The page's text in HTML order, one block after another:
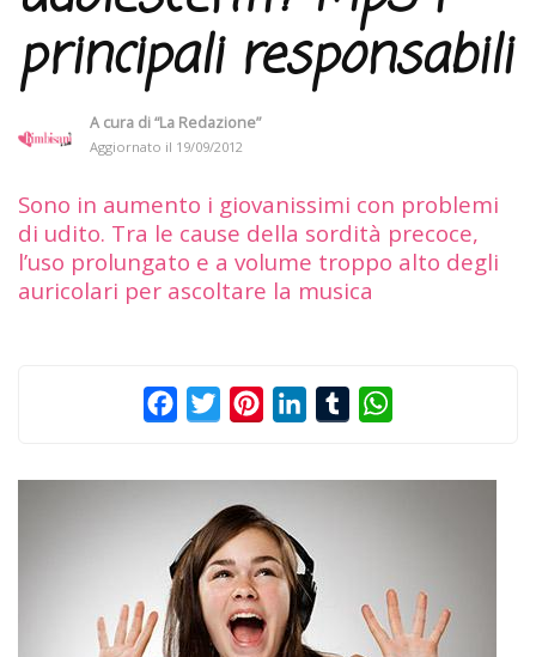
principali responsabili
A cura di“La Redazione”
Aggiornato il 19/09/2012
Sono in aumento i giovanissimi con problemi
di udito. Tra le cause della sordità precoce,
l’uso prolungato e a volume troppo alto degli
auricolari per ascoltare la musica
FacebookTwitterPinterestLinkedInTumblr